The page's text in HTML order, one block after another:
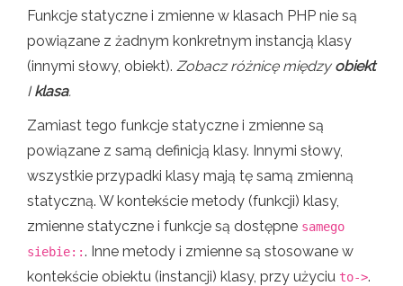
Funkcje statyczne i zmienne w klasach PHP nie są
powiązane z żadnym konkretnym instancją klasy
(innymi słowy, obiekt). Zobacz różnicę między obiekt
Iklasa.
Zamiast tego funkcje statyczne i zmienne są
powiązane z samą definicją klasy. Innymi słowy,
wszystkie przypadki klasy mają tę samą zmienną
statyczną. W kontekście metody (funkcji) klasy,
zmienne statyczne i funkcje są dostępne samego
siebie::. Inne metody i zmienne są stosowane w
kontekście obiektu (instancji) klasy, przy użyciu to->.